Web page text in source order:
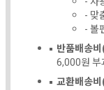
- 맞
- 볼
반품배송
6,000원 부
교환배송